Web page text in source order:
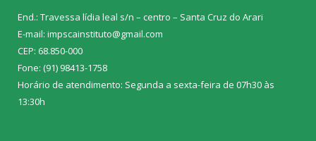
End.: Travessa lídia leal s/n – centro – Santa Cruz do Arari
E-mail: impscainstituto@gmail.com
CEP: 68.850-000
Fone: (91) 98413-1758
Horário de atendimento: Segunda a sexta-feira de 07h30 às
13:30h